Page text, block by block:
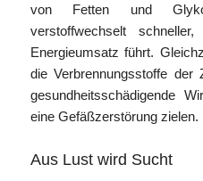
von Fetten und
verstoffwechselt
Energieumsatz führt.
die Verbrennungsstoffe der
gesundheitsschädigende
eine Gefäßzerstörung zielen.
Aus Lust wird Sucht